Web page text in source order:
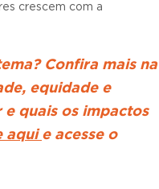
crescem com a
Confira mais na
equidade e
quais os impactos
aquie acesse o